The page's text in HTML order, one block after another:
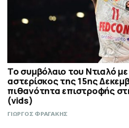
Το συμβόλαιο του Ντιαλό
αστερίσκος της 15ης
πιθανότητα επιστροφής
(vids)
ΓΙΩΡΓΟΣ ΦΡΑΓΑΚΗΣ